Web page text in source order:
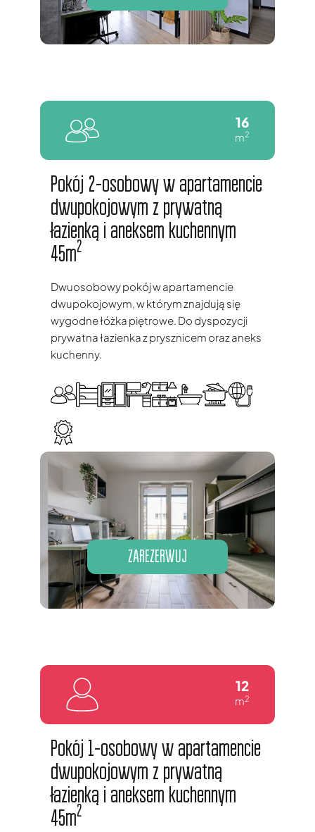
16
m2
Pokój 2-osobowy w apartamencie
dwupokojowym z prywatną
łazienką i aneksem kuchennym
45m2
Dwuosobowy pokój w apartamencie
dwupokojowym, w którym znajdują się
wygodne łóżka piętrowe. Do dyspozycji
prywatna łazienka z prysznicem oraz aneks
kuchenny.
ZAREZERWUJ
12
m2
Pokój 1-osobowy w apartamencie
dwupokojowym z prywatną
łazienką i aneksem kuchennym
45m2